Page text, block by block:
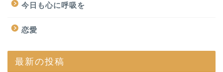
今日も心に呼吸を
恋愛
最新の投稿